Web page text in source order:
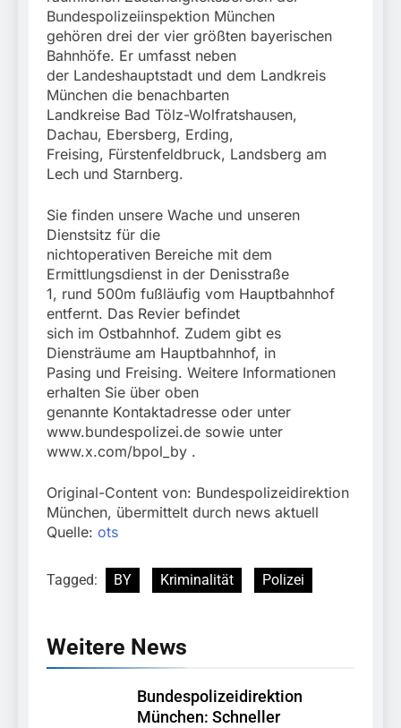
Bundespolizeiinspektion München
gehören drei der vier größten bayerischen
Bahnhöfe. Er umfasst neben
der Landeshauptstadt und dem Landkreis
München die benachbarten
Landkreise Bad Tölz-Wolfratshausen,
Dachau, Ebersberg, Erding,
Freising, Fürstenfeldbruck, Landsberg am
Lech und Starnberg.
Sie finden unsere Wache und unseren
Dienstsitz für die
nichtoperativen Bereiche mit dem
Ermittlungsdienst in der Denisstraße
1, rund 500m fußläufig vom Hauptbahnhof
entfernt. Das Revier befindet
sich im Ostbahnhof. Zudem gibt es
Diensträume am Hauptbahnhof, in
Pasing und Freising. Weitere Informationen
erhalten Sie über oben
genannte Kontaktadresse oder unter
www.bundespolizei.de sowie unter
www.x.com/bpol_by .
Original-Content von: Bundespolizeidirektion
München, übermittelt durch news aktuell
Quelle: ots
Tagged: BY Kriminalität Polizei
Weitere News
Bundespolizeidirektion
München: Schneller